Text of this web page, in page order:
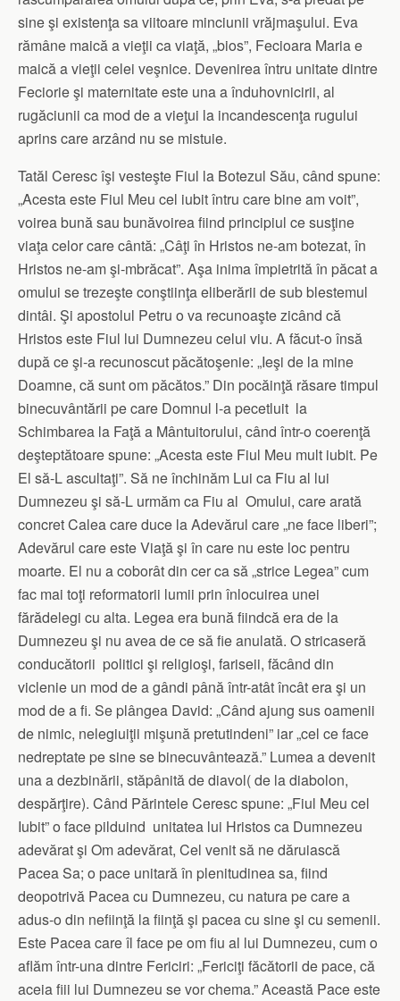
sine şi existenţa sa viitoare minciunii vrăjmaşului. Eva
rămâne maică a vieţii ca viaţă, „bios”, Fecioara Maria e
maică a vieţii celei veşnice. Devenirea întru unitate dintre
Feciorie şi maternitate este una a înduhovnicirii, al
rugăciunii ca mod de a vieţui la incandescenţa rugului
aprins care arzând nu se mistuie.
Tatăl Ceresc îşi vesteşte Fiul la Botezul Său, când spune:
„Acesta este Fiul Meu cel iubit întru care bine am voit”,
voirea bună sau bunăvoirea fiind principiul ce susţine
viaţa celor care cântă: „Câţi în Hristos ne-am botezat, în
Hristos ne-am şi-mbrăcat”. Aşa inima împietrită în păcat a
omului se trezeşte conştiinţa eliberării de sub blestemul
dintâi. Şi apostolul Petru o va recunoaşte zicând că
Hristos este Fiul lui Dumnezeu celui viu. A făcut-o însă
după ce şi-a recunoscut păcătoşenie: „Ieşi de la mine
Doamne, că sunt om păcătos.” Din pocăinţă răsare timpul
binecuvântării pe care Domnul l-a pecetluit la
Schimbarea la Faţă a Mântuitorului, când într-o coerenţă
deşteptătoare spune: „Acesta este Fiul Meu mult iubit. Pe
El să-L ascultaţi”. Să ne închinăm Lui ca Fiu al lui
Dumnezeu şi să-L urmăm ca Fiu al Omului, care arată
concret Calea care duce la Adevărul care „ne face liberi”;
Adevărul care este Viaţă şi în care nu este loc pentru
moarte. El nu a coborât din cer ca să „strice Legea” cum
fac mai toţi reformatorii lumii prin înlocuirea unei
fărădelegi cu alta. Legea era bună fiindcă era de la
Dumnezeu şi nu avea de ce să fie anulată. O stricaseră
conducătorii politici şi religioşi, fariseii, făcând din
viclenie un mod de a gândi până într-atât încât era şi un
mod de a fi. Se plângea David: „Când ajung sus oamenii
de nimic, nelegiuiţii mişună pretutindeni” iar „cel ce face
nedreptate pe sine se binecuvântează.” Lumea a devenit
una a dezbinării, stăpânită de diavol( de la diabolon,
despărţire). Când Părintele Ceresc spune: „Fiul Meu cel
Iubit” o face pilduind unitatea lui Hristos ca Dumnezeu
adevărat şi Om adevărat, Cel venit să ne dăruiască
Pacea Sa; o pace unitară în plenitudinea sa, fiind
deopotrivă Pacea cu Dumnezeu, cu natura pe care a
adus-o din nefiinţă la fiinţă şi pacea cu sine şi cu semenii.
Este Pacea care îl face pe om fiu al lui Dumnezeu, cum o
aflăm într-una dintre Fericiri: „Fericiţi făcătorii de pace, că
aceia fiii lui Dumnezeu se vor chema.” Această Pace este